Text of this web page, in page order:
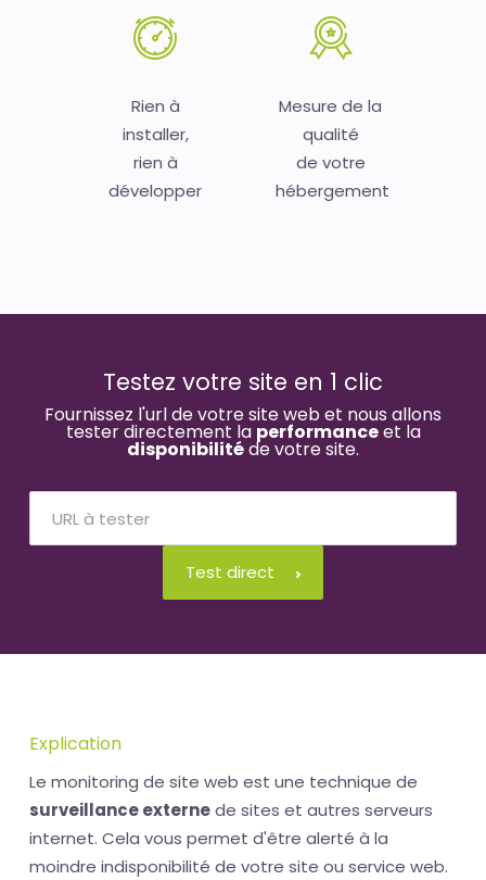
Rien à
installer,
rien à
développer
Mesure de la
qualité
de votre
hébergement
Testez votre site en 1 clic
Fournissez l'url de votre site web et nous allons
tester directement la performanceet la
disponibilitéde votre site.
Test direct
Explication
Le monitoring de site web est une technique de
surveillance externede sites et autres serveurs
internet. Cela vous permet d'être alerté à la
moindre indisponibilité de votre site ou service web.